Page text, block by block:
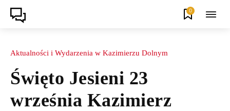
0
Aktualności i Wydarzenia w Kazimierzu Dolnym
Święto Jesieni 23
września Kazimierz